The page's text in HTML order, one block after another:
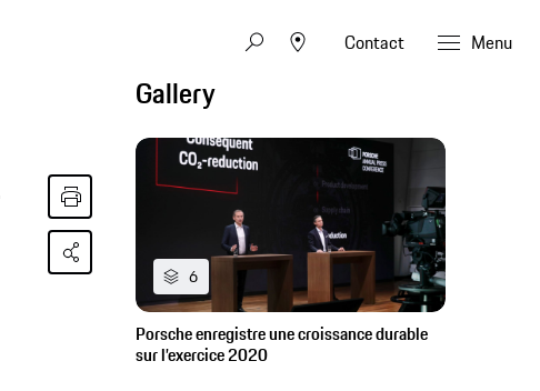
Contact Menu
Gallery
6
Porsche enregistre une croissance durable
sur l’exercice 2020